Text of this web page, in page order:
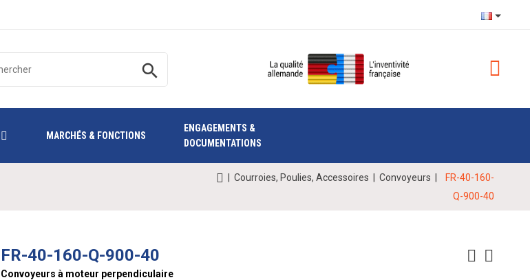
search
MARCHÉS & FONCTIONS
ENGAGEMENTS &
DOCUMENTATIONS
Courroies, Poulies, Accessoires Convoyeurs
FR-40-160-
Q-900-40
FR-40-160-Q-900-40
Convoyeurs à moteur perpendiculaire